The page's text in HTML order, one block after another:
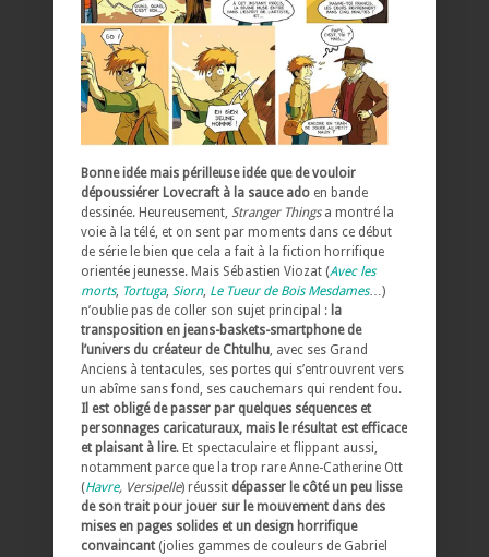
Bonne idée mais périlleuse idée que de vouloir
dépoussiérer Lovecraft à la sauce ado en bande
dessinée. Heureusement, Stranger Thingsa montré la
voie à la télé, et on sent par moments dans ce début
de série le bien que cela a fait à la fiction horrifique
orientée jeunesse. Mais Sébastien Viozat (Avec les
morts, Tortuga, Siorn, Le Tueur de Bois Mesdames…)
n’oublie pas de coller son sujet principal : la
transposition en jeans-baskets-smartphone de
l’univers du créateur de Chtulhu, avec ses Grand
Anciens à tentacules, ses portes qui s’entrouvrent vers
un abîme sans fond, ses cauchemars qui rendent fou.
Il est obligé de passer par quelques séquences et
personnages caricaturaux, mais le résultat est efficace
et plaisant à lire. Et spectaculaire et flippant aussi,
notamment parce que la trop rare Anne-Catherine Ott
(Havre, Versipelle) réussit dépasser le côté un peu lisse
de son trait pour jouer sur le mouvement dans des
mises en pages solides et un design horrifique
convaincant (jolies gammes de couleurs de Gabriel